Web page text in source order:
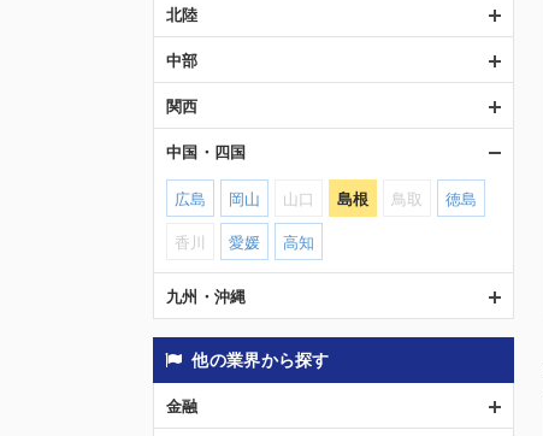
北陸
中部
関西
中国・四国
広島 岡山 山口 島根 鳥取
徳島
香川
愛媛 高知
九州・沖縄
他の業界から探す
金融